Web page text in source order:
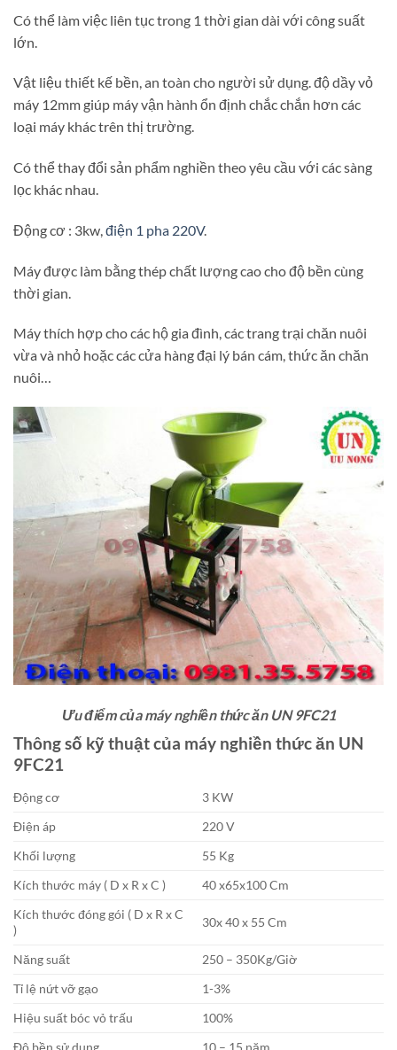
Có thể làm việc liên tục trong 1 thời gian dài với công suất
lớn.
Vật liệu thiết kế bền, an toàn cho người sử dụng. độ dầy vỏ
máy 12mm giúp máy vận hành ổn định chắc chắn hơn các
loại máy khác trên thị trường.
Có thể thay đổi sản phẩm nghiền theo yêu cầu với các sàng
lọc khác nhau.
Động cơ : 3kw,điện 1 pha 220V.
Máy được làm bằng thép chất lượng cao cho độ bền cùng
thời gian.
Máy thích hợp cho các hộ gia đình, các trang trại chăn nuôi
vừa và nhỏ hoặc các cửa hàng đại lý bán cám, thức ăn chăn
nuôi…
Ưu điểm của máy nghiền thức ăn UN 9FC21
Thông số kỹ thuật của máy nghiền thức ăn UN
9FC21
Động cơ
3 KW
Điện áp
220 V
Khối lượng
55 Kg
Kích thước máy ( D x R x C )
40 x65x100 Cm
Kích thước đóng gói ( D x R x C
)
30x 40 x 55 Cm
Năng suất
250 – 350Kg/Giờ
Tỉ lệ nứt vỡ gạo
1-3%
Hiệu suất bóc vỏ trấu
100%